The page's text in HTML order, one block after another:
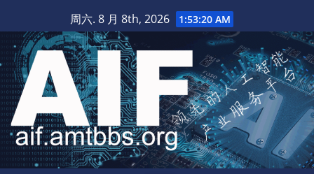
至
内
容
周六. 8 月 8th, 2026 1:53:21 AM